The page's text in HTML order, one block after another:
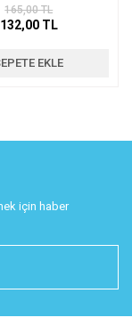
165,00 TL
132,00 TL
EKLE
için haber